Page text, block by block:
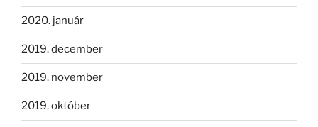
2020. január
2019. december
2019. november
2019. október